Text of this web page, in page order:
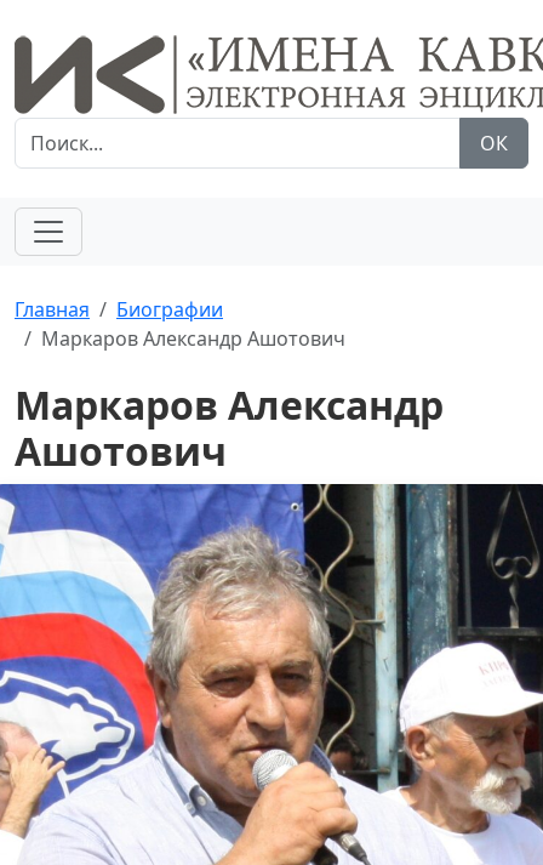
ОК
Главная
Биографии
Маркаров Александр Ашотович
Маркаров Александр
Ашотович